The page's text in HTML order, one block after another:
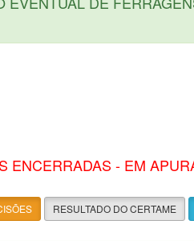
ENCERRADAS - EM
RESULTADO DO CERTAME